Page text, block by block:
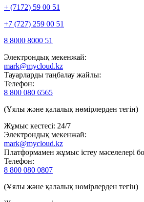
+ (7172) 59 00 51
+7 (727) 259 00 51
8 8000 8000 51
Электрондық мекенжай:
mark@mycloud.kz
Тауарларды таңбалау жайлы:
Телефон:
8 800 080 6565
(Ұялы және қалалық нөмірлерден тегін)
Жұмыс кестесі: 24/7
Электрондық мекенжай:
mark@mycloud.kz
Платформамен жұмыс істеу мәселелері
Телефон:
8 800 080 0807
(Ұялы және қалалық нөмірлерден тегін)